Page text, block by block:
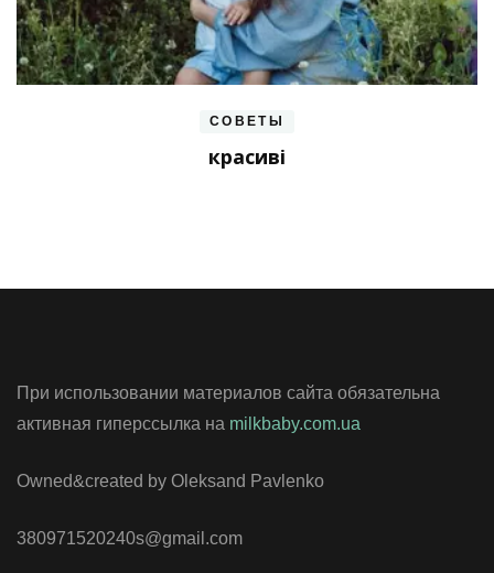
СОВЕТЫ
красиві
При использовании материалов сайта обязательна
активная гиперссылка на milkbaby.com.ua
Owned&created by Oleksand Pavlenko
380971520240s@gmail.com